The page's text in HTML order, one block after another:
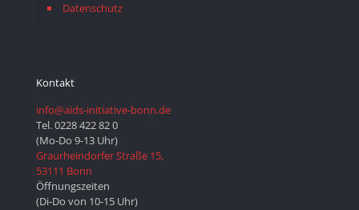
Datenschutz
Kontakt
info@aids-initiative-bonn.de
Tel. 0228 422 82 0
(Mo-Do 9-13 Uhr)
Graurheindorfer Straße 15,
53111 Bonn
Öffnungszeiten
(Di-Do von 10-15 Uhr)